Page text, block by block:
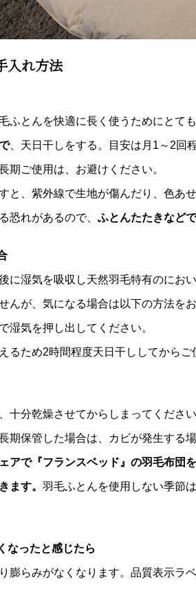
入れ方法
ふとんを快適に長く使うためにとて
、天日干しをする。目安は月1～2回
期ご使用は、お避けください。
と、紫外線で生地が傷んだり、色あ
恐れがあるので、 ふとんたたきなど
に湿気を吸収し天然羽毛特有のにお
んが、気になる場合は以下の方法をお
湿気を押し出してください。
るため2時間程度天日干ししてからご
十分乾燥させてからしまってください
期保管した場合は、カビが発生する場
アで『フランスベッド』の羽毛布団
ます。 羽毛ふとんを使用しない季節
なったと感じたら
膨らみがなくなります。品質表示ラ